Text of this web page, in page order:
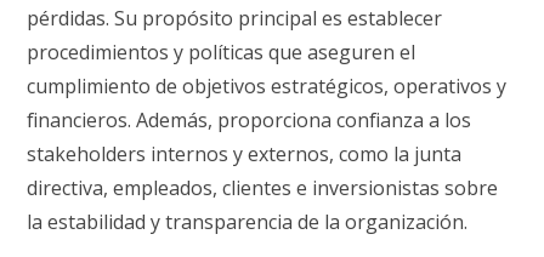
pérdidas. Su propósito principal es establecer
procedimientos y políticas que aseguren el
cumplimiento de objetivos estratégicos, operativos y
financieros. Además, proporciona confianza a los
stakeholders internos y externos, como la junta
directiva, empleados, clientes e inversionistas sobre
la estabilidad y transparencia de la organización.